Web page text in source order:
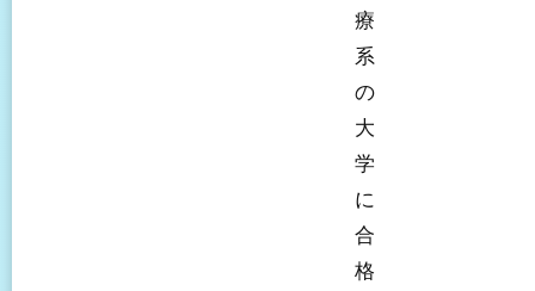
療
系
の
大
学
に
合
格